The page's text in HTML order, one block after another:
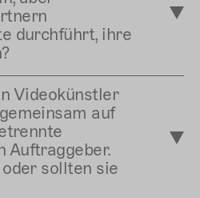
durchführt, ihre
Videokünstler
auf
Auftraggeber.
sollten sie